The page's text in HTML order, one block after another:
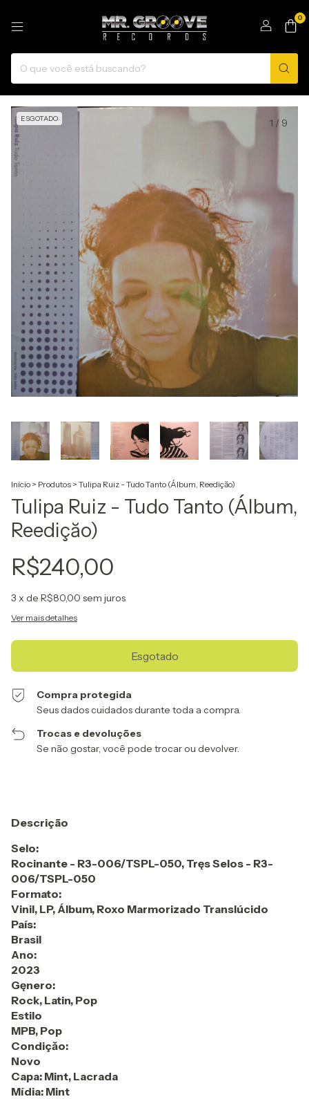
0
ESGOTADO 1 / 9
Início > Produtos > Tulipa Ruiz - Tudo Tanto (Álbum, Reediçăo)
Tulipa Ruiz - Tudo Tanto (Álbum,
Reediçăo)
R$240,00
3 x de R$80,00 sem juros
Ver mais detalhes
Compra protegida
Seus dados cuidados durante toda a compra.
Trocas e devoluções
Se não gostar, você pode trocar ou devolver.
Descrição
Selo:
Rocinante - R3-006/TSPL-050, Tręs Selos - R3-
006/TSPL-050
Formato:
Vinil, LP, Álbum, Roxo Marmorizado Translúcido
País:
Brasil
Ano:
2023
Gęnero:
Rock, Latin, Pop
Estilo
MPB, Pop
Condiçăo:
Novo
Capa: Mint, Lacrada
Mídia: Mint